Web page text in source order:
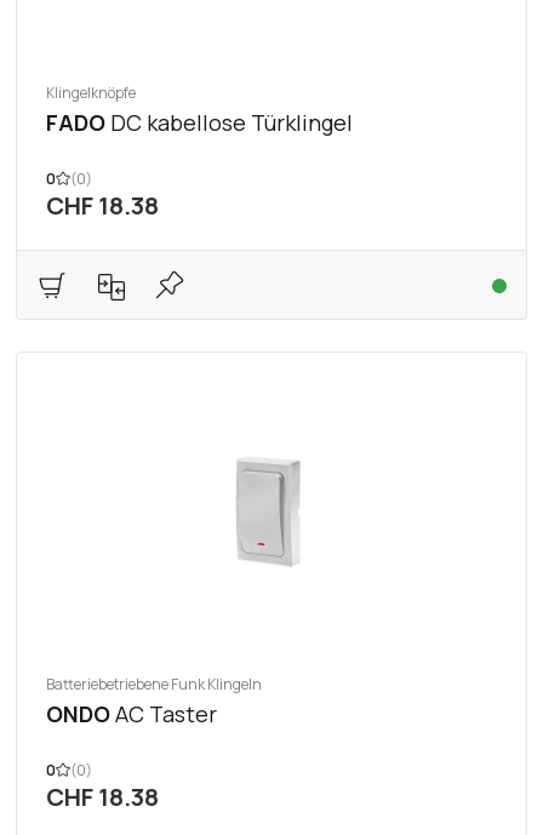
Klingelknöpfe
FADO DC kabellose Türklingel
0 (0)
CHF 18.38
Batteriebetriebene Funk Klingeln
ONDOAC Taster
0 (0)
CHF 18.38